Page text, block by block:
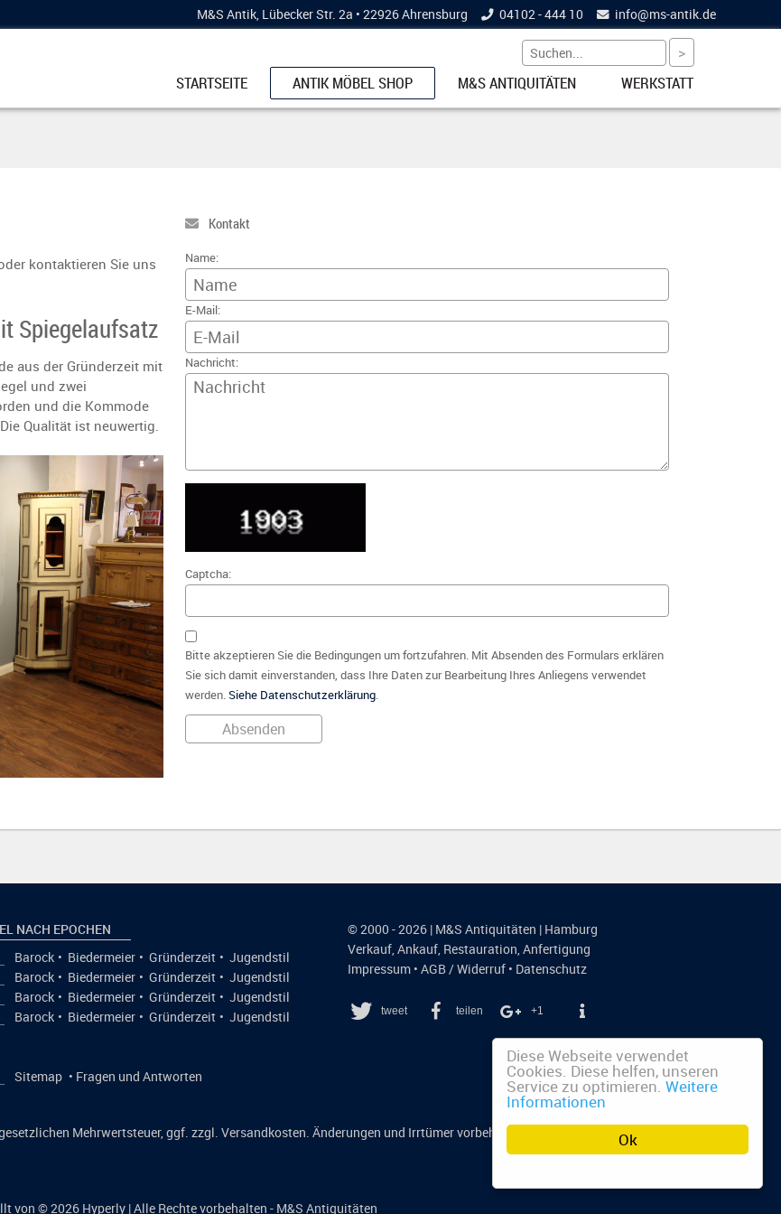
Ok
Diese Webseite verwendet
Cookies. Diese helfen, unseren
Service zu optimieren. Weitere
Informationen
M&S Antik, Lübecker Str. 2a • 22926 Ahrensburg 04102 - 444 10 info@ms-antik.de
STARTSEITE ANTIK MÖBEL SHOP
VITRINEN
SCHREIBMÖBEL
M&S ANTIQUITÄTEN WERKSTATT
kontaktieren Sie uns
Spiegelaufsatz
aus der Gründerzeit mit
und zwei
und die Kommode
Qualität ist neuwertig.
Kontakt
Name:
E-Mail:
Nachricht:
Captcha:
Bitte akzeptieren Sie die Bedingungen um fortzufahren. Mit Absenden des Formulars erklären
Sie sich damit einverstanden, dass Ihre Daten zur Bearbeitung Ihres Anliegens verwendet
werden.Siehe Datenschutzerklärung.
NACH EPOCHEN
Barock • Biedermeier • Gründerzeit • Jugendstil
Barock • Biedermeier • Gründerzeit • Jugendstil
Barock • Biedermeier • Gründerzeit • Jugendstil
Barock • Biedermeier • Gründerzeit • Jugendstil
Sitemap • Fragen und Antworten
© 2000 - 2026 | M&S Antiquitäten | Hamburg
Verkauf,Ankauf, Restauration,Anfertigung
Impressum •AGB / Widerruf • Datenschutz
tweet teilen +1
Mehrwertsteuer, ggf. zzgl. Versandkosten. Änderungen und Irrtümer vorbehalten.
von © 2026 Hyperly | Alle Rechte vorbehalten - M&S Antiquitäten